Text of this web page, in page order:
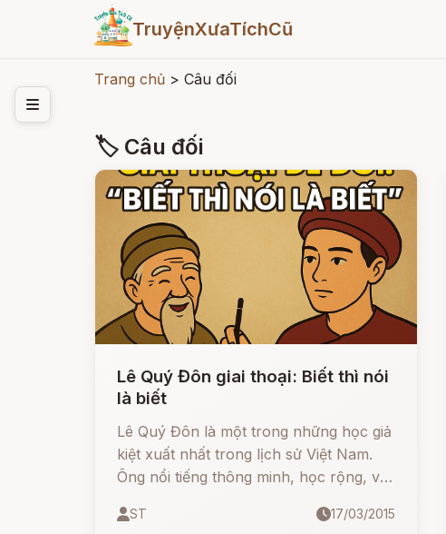
TruyệnXưaTíchCũ
Trang chủ > Câu đối
🏷 Câu đối
Lê Quý Đôn giai thoại: Biết thì nói
là biết
Lê Quý Đôn là một trong những học giả
kiệt xuất nhất trong lịch sử Việt Nam.
Ông nổi tiếng thông minh, học rộng, và
“Biết thì nói là biết, không biết thì nói là
ST 17/03/2015